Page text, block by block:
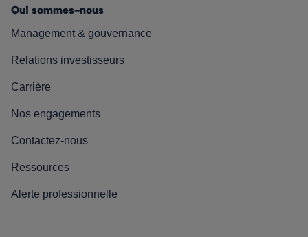
Qui sommes-nous
Management & gouvernance
Relations investisseurs
Carrière
Nos engagements
Contactez-nous
Ressources
Alerte professionnelle